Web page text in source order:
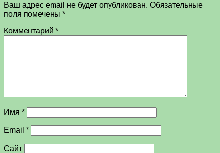
Ваш адрес email не будет опубликован. Обязательные
поля помечены *
Комментарий *
Имя *
Email *
Сайт